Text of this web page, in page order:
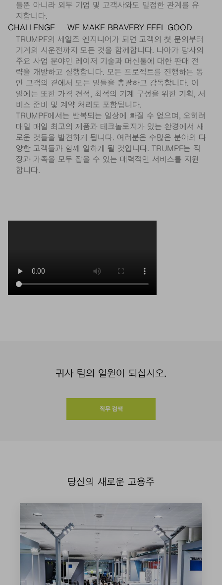
들뿐 아니라 외부 기업 및 고객사와도 밀접한 관계를 유
지합니다.
CHALLENGE
TRUMPF의 세일즈 엔지니어가 되면 고객의 첫 문의부터
기계의 시운전까지 모든 것을 함께합니다. 나아가 당사의
주요 사업 분야인 레이저 기술과 머신툴에 대한 판매 전
략을 개발하고 실행합니다. 모든 프로젝트를 진행하는 동
안 고객의 곁에서 모든 일들을 총괄하고 감독합니다. 이
일에는 또한 가격 견적, 최적의 기계 구성을 위한 기획, 서
비스 준비 및 계약 처리도 포함됩니다.
WE MAKE BRAVERY FEEL GOOD
TRUMPF에서는 반복되는 일상에 빠질 수 없으며, 오히려
매일 매일 최고의 제품과 테크놀로지가 있는 환경에서 새
로운 것들을 발견하게 됩니다. 여러분은 수많은 분야의 다
양한 고객들과 함께 일하게 될 것입니다. TRUMPF는 직
장과 가족을 모두 잡을 수 있는 매력적인 서비스를 지원
합니다.
귀사 팀의 일원이 되십시오.
직무 검색
당신의 새로운 고용주